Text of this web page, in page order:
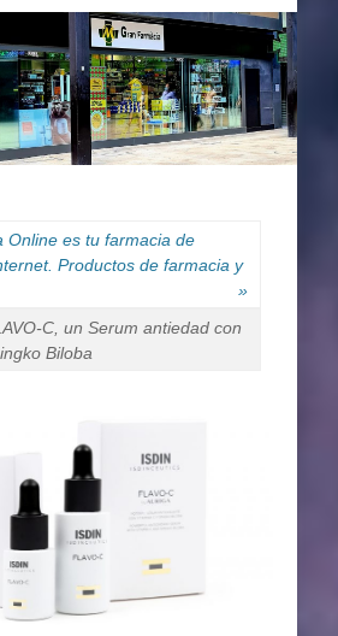
Online es tu farmacia de
Productos de farmacia y
»
C, un Serum antiedad con
Biloba